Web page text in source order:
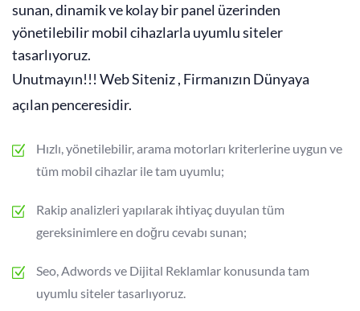
sunan, dinamik ve kolay bir panel üzerinden
yönetilebilir mobil cihazlarla uyumlu siteler
tasarlıyoruz.
Unutmayın!!! Web Siteniz , Firmanızın Dünyaya
açılan penceresidir.
Hızlı, yönetilebilir, arama motorları kriterlerine uygun ve
tüm mobil cihazlar ile tam uyumlu;
Rakip analizleri yapılarak ihtiyaç duyulan tüm
gereksinimlere en doğru cevabı sunan;
Seo, Adwords ve Dijital Reklamlar konusunda tam
uyumlu siteler tasarlıyoruz.